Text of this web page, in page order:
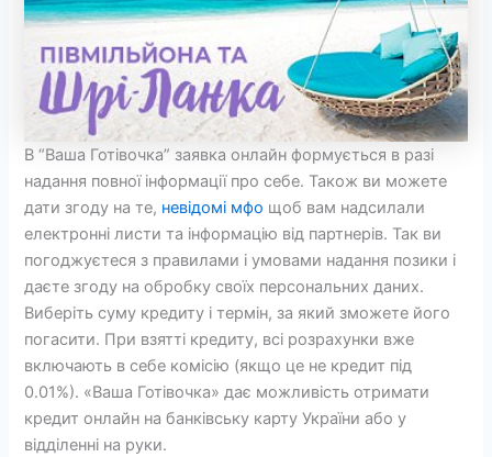
В “Ваша Готівочка” заявка онлайн формується в разі
надання повної інформації про себе. Також ви можете
дати згоду на те, невідомі мфо щоб вам надсилали
електронні листи та інформацію від партнерів. Так ви
погоджуєтеся з правилами і умовами надання позики і
даєте згоду на обробку своїх персональних даних.
Виберіть суму кредиту і термін, за який зможете його
погасити. При взятті кредиту, всі розрахунки вже
включають в себе комісію (якщо це не кредит під
0.01%). «Ваша Готівочка» дає можливість отримати
кредит онлайн на банківську карту України або у
відділенні на руки.